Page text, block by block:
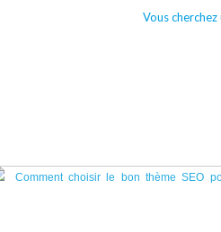
Vous cherchez
Comment choisir le bon thème SEO